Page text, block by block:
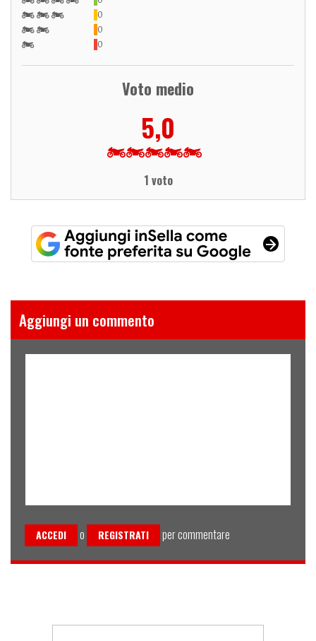
0
0
0
Voto medio
5,0
1 voto
Aggiungi un commento
ACCEDI o REGISTRATI per commentare